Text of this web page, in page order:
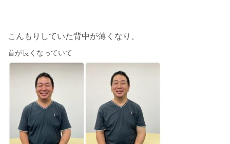
こんもりしていた背中が薄くなり、
首が長くなっていて